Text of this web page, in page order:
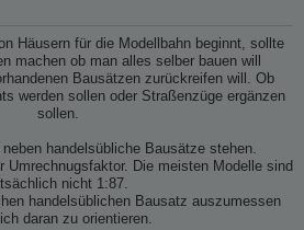
Häusern für die Modellbahn beginnt, sollte
machen ob man alles selber bauen will
Bausätzen zurückreifen will. Ob
werden sollen oder Straßenzüge ergänzen
sollen.
handelsübliche Bausätze stehen.
Umrechnugsfaktor. Die meisten Modelle sind
nicht 1:87.
handelsüblichen Bausatz auszumessen
daran zu orientieren.